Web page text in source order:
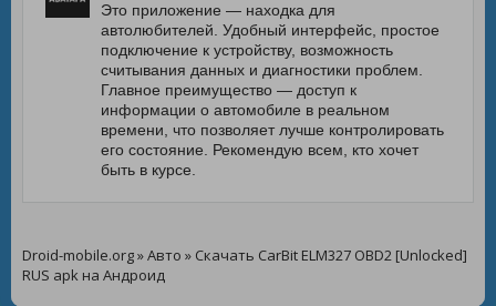
Это приложение — находка для
автолюбителей. Удобный интерфейс, простое
подключение к устройству, возможность
считывания данных и диагностики проблем.
Главное преимущество — доступ к
информации о автомобиле в реальном
времени, что позволяет лучше контролировать
его состояние. Рекомендую всем, кто хочет
быть в курсе.
Droid-mobile.org»Авто » Скачать CarBit ELM327 OBD2 [Unlocked]
RUS apk на Андроид